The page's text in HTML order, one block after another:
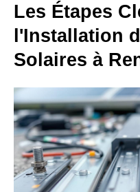
Les Étapes
l'Installation
Solaires à